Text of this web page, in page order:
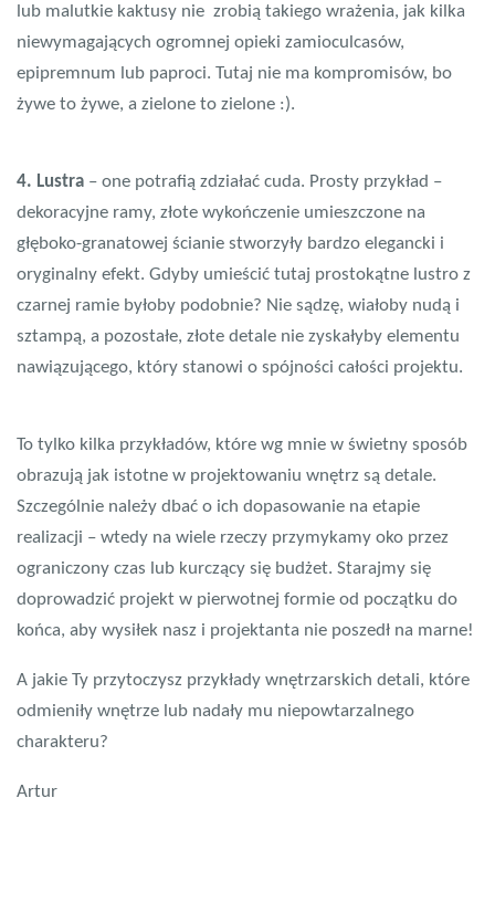
lub malutkie kaktusy nie zrobią takiego wrażenia, jak kilka
niewymagających ogromnej opieki zamioculcasów,
epipremnum lub paproci. Tutaj nie ma kompromisów, bo
żywe to żywe, a zielone to zielone :).
4. Lustra – one potrafią zdziałać cuda. Prosty przykład –
dekoracyjne ramy, złote wykończenie umieszczone na
głęboko-granatowej ścianie stworzyły bardzo elegancki i
oryginalny efekt. Gdyby umieścić tutaj prostokątne lustro z
czarnej ramie byłoby podobnie? Nie sądzę, wiałoby nudą i
sztampą, a pozostałe, złote detale nie zyskałyby elementu
nawiązującego, który stanowi o spójności całości projektu.
To tylko kilka przykładów, które wg mnie w świetny sposób
obrazują jak istotne w projektowaniu wnętrz są detale.
Szczególnie należy dbać o ich dopasowanie na etapie
realizacji – wtedy na wiele rzeczy przymykamy oko przez
ograniczony czas lub kurczący się budżet. Starajmy się
doprowadzić projekt w pierwotnej formie od początku do
końca, aby wysiłek nasz i projektanta nie poszedł na marne!
A jakie Ty przytoczysz przykłady wnętrzarskich detali, które
odmieniły wnętrze lub nadały mu niepowtarzalnego
charakteru?
Artur